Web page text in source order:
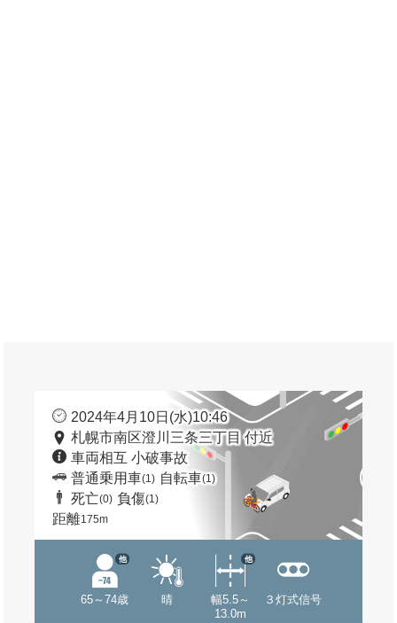
2024年4月10日(水)10:46
札幌市南区澄川三条三丁目 付近
車両相互 小破事故
普通乗用車(1) 自転車(1)
死亡(0) 負傷(1)
距離175m
65～74歳
他
晴
幅5.5～
13.0m
他
３灯式信号